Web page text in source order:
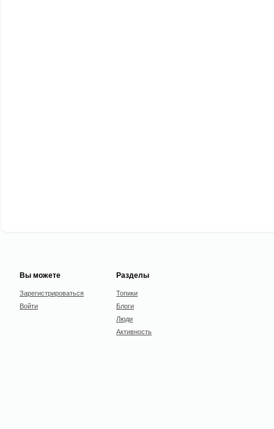
Вы можете
Зарегистрироваться
Войти
Разделы
Топики
Блоги
Люди
Активность